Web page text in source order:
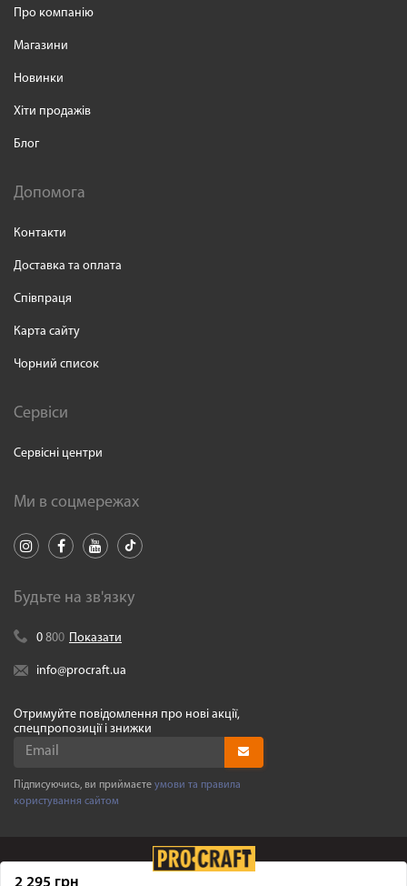
2 295 грн
Про компанію
Магазини
Новинки
Хіти продажів
Блог
Допомога
Контакти
Доставка та оплата
Співпраця
Карта сайту
Чорний список
Сервіси
Сервісні центри
Ми в соцмережах
Будьте на зв'язку
0 800 Показати
info@procraft.ua
Отримуйте повідомлення про нові акції,
спецпропозиції і знижки
Підписуючись, ви приймаєте умови та правила
користування сайтом